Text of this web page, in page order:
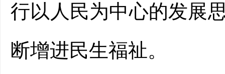
行以人民为中心的发展
断增进民生福祉。